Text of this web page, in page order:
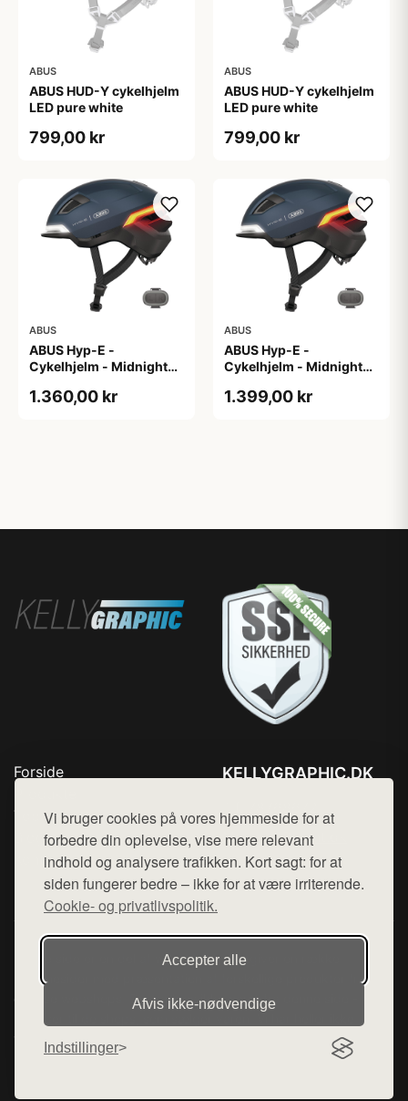
Vi bruger cookies på vores hjemmeside for at
forbedre din oplevelse, vise mere relevant
indhold og analysere trafikken. Kort sagt: for at
siden fungerer bedre – ikke for at være irriterende.
Cookie- og privatlivspolitik.
Accepter alle
Afvis ikke‑nødvendige
Indstillinger
ABUS
ABUS HUD-Y cykelhjelm
LED pure white
799,00 kr
ABUS
ABUS HUD-Y cykelhjelm
LED pure white
799,00 kr
ABUS
ABUS Hyp-E -
Cykelhjelm - Midnight
1.360,00 kr
ABUS
ABUS Hyp-E -
Cykelhjelm - Midnight
1.399,00 kr
Forside
Top Rabatter
Blog
Kontakt
KELLYGRAPHIC.DK
Mail: hej@want.dk
Cookie- og privatlivspolitik
Denne side er en del af want.dk, der udgiver en række
hjemmesider med præsentation af forskellige produkter fra
diverse webshops. Der sælges ikke varer fra denne side - vi
varerne på lager.